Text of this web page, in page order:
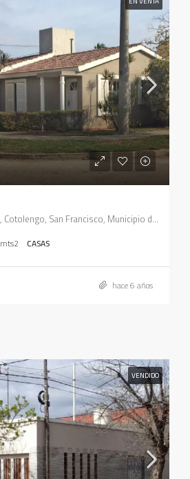
3109, Entre Ríos, Roca, Cotolengo, San Francisco, Municipio de San Francisco, Pedanía Juárez Celman, Departamento San Justo, Córdoba, X2400, Argentina
mts2 CASAS
hace 6 años
VENDIDO